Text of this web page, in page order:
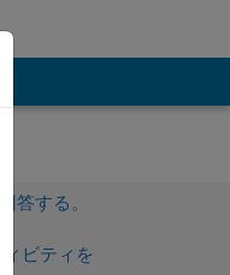
答する。
ィビティを